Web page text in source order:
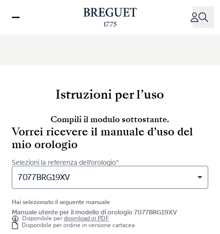
Istruzioni per l’uso
Compili il modulo sottostante.
Vorrei ricevere il manuale d’uso del
mio orologio
Selezioni la referenza dell’orologio*
7077BRG19XV
Hai selezionato il seguente manuale
Manuale utente per il modello di orologio 7077BRG19XV
Disponibile perdownload in PDF
Disponibile per ordine in versione cartacea